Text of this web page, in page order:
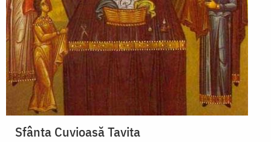
Sfânta Cuvioasă Tavita